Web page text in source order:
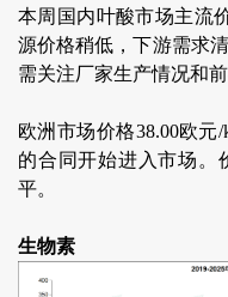
本周国内叶酸市场主流
源价格稍低，下游需求
需关注厂家生产情况和
欧洲市场价格38.00欧
的合同开始进入市场。
平。
生物素